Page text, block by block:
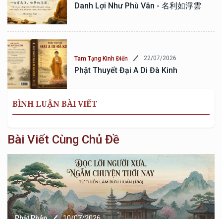
Danh Lợi Như Phù Vân - 名利如浮雲
Tam Tạng Kinh Điển 22/07/2026
Phật Thuyết Đại A Di Đà Kinh
BÌNH LUẬN BÀI VIẾT
Bài Viết Cùng Chủ Đề